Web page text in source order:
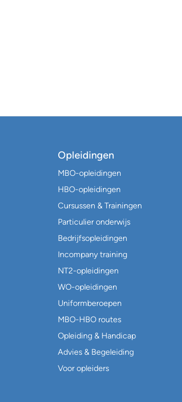
Opleidingen
MBO-opleidingen
HBO-opleidingen
Cursussen & Trainingen
Particulier onderwijs
Bedrijfsopleidingen
Incompany training
NT2-opleidingen
WO-opleidingen
Uniformberoepen
MBO-HBO routes
Opleiding & Handicap
Advies & Begeleiding
Voor opleiders